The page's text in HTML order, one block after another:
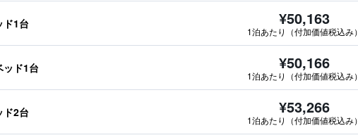
1台 ¥50,163
1泊あたり（付加価値税込み）
ド1台 ¥50,166
1泊あたり（付加価値税込み）
2台 ¥53,266
1泊あたり（付加価値税込み）